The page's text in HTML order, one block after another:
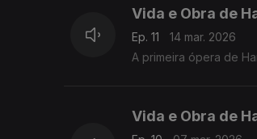
Vida e Obra de
Ep. 11
14 mar. 2026
A primeira ópera de
Vida e Obra de